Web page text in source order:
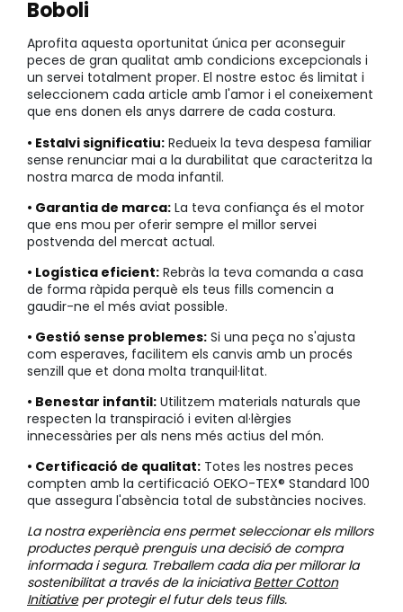
Boboli
Aprofita aquesta oportunitat única per aconseguir
peces de gran qualitat amb condicions excepcionals i
un servei totalment proper. El nostre estoc és limitat i
seleccionem cada article amb l'amor i el coneixement
que ens donen els anys darrere de cada costura.
• Estalvi significatiu: Redueix la teva despesa familiar
sense renunciar mai a la durabilitat que caracteritza la
nostra marca de moda infantil.
• Garantia de marca: La teva confiança és el motor
que ens mou per oferir sempre el millor servei
postvenda del mercat actual.
• Logística eficient: Rebràs la teva comanda a casa
de forma ràpida perquè els teus fills comencin a
gaudir-ne el més aviat possible.
• Gestió sense problemes: Si una peça no s'ajusta
com esperaves, facilitem els canvis amb un procés
senzill que et dona molta tranquil·litat.
• Benestar infantil: Utilitzem materials naturals que
respecten la transpiració i eviten al·lèrgies
innecessàries per als nens més actius del món.
• Certificació de qualitat: Totes les nostres peces
compten amb la certificació OEKO-TEX® Standard 100
que assegura l'absència total de substàncies nocives.
La nostra experiència ens permet seleccionar els millors
productes perquè prenguis una decisió de compra
informada i segura. Treballem cada dia per millorar la
sostenibilitat a través de la iniciativaBetter Cotton
Initiativeper protegir el futur dels teus fills.